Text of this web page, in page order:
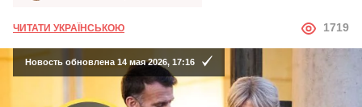
ЧИТАТИ УКРАЇНСЬКОЮ АВТОР
1719
Новость обновлена 14 мая 2026, 17:16